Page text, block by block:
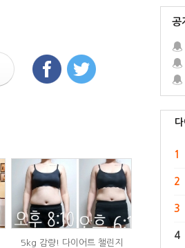
5kg 감량! 다이어트 챌린지
공
1
2
3
4